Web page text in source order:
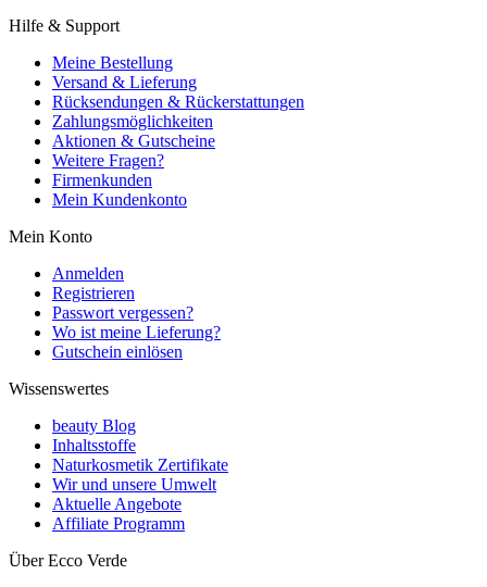
Hilfe & Support
Meine Bestellung
Versand & Lieferung
Rücksendungen & Rückerstattungen
Zahlungsmöglichkeiten
Aktionen & Gutscheine
Weitere Fragen?
Firmenkunden
Mein Kundenkonto
Mein Konto
Anmelden
Registrieren
Passwort vergessen?
Wo ist meine Lieferung?
Gutschein einlösen
Wissenswertes
beauty Blog
Inhaltsstoffe
Naturkosmetik Zertifikate
Wir und unsere Umwelt
Aktuelle Angebote
Affiliate Programm
Über Ecco Verde